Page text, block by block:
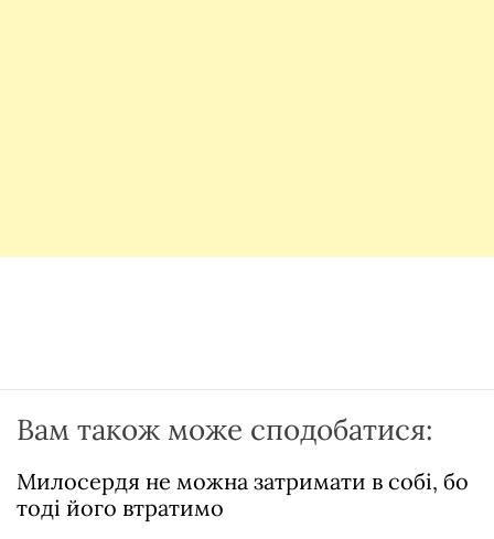
Вам також може сподобатися:
Милосердя не можна затримати в собі, бо
тоді його втратимо